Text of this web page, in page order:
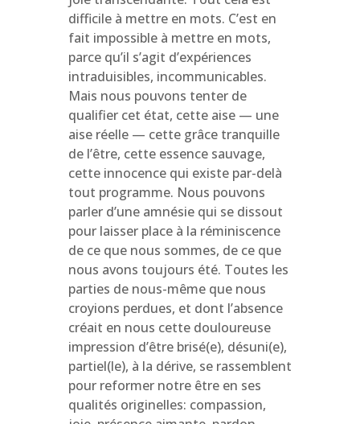
difficile à mettre en mots. C’est en
fait impossible à mettre en mots,
parce qu’il s’agit d’expériences
intraduisibles, incommunicables.
Mais nous pouvons tenter de
qualifier cet état, cette aise — une
aise réelle — cette grâce tranquille
de l’être, cette essence sauvage,
cette innocence qui existe par-delà
tout programme. Nous pouvons
parler d’une amnésie qui se dissout
pour laisser place à la réminiscence
de ce que nous sommes, de ce que
nous avons toujours été. Toutes les
parties de nous-même que nous
croyions perdues, et dont l’absence
créait en nous cette douloureuse
impression d’être brisé(e), désuni(e),
partiel(le), à la dérive, se rassemblent
pour reformer notre être en ses
qualités originelles: compassion,